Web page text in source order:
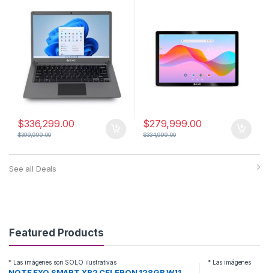
$336,299.00
$399,999.00
$279,999.00
$334,999.00
See all Deals
Featured Products
* Las imágenes son SOLO ilustrativas
* Las imágenes